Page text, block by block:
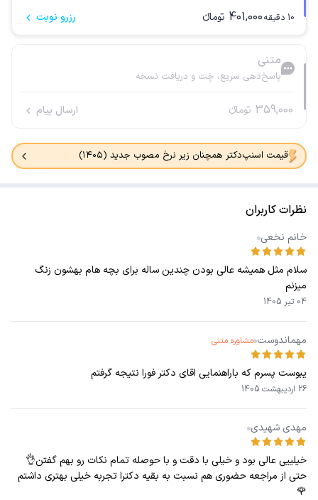
10 دقیقه401,000 تومانء رزرو نوبت
متنی
پاسخ‌دهی سریع، چَت و دریافت نسخه
359,000 تومانء ارسال پیام
قیمت اسنپ‌دکتر همچنان زیر نرخ مصوب جدید (۱۴۰۵)
نظرات کاربران
خانم نخعی
سلام مثل همیشه عالی بودن چندین ساله برای بچه هام بهشون زنگ
میزنم
04 تیر 1405
مهماندوست مشاوره متنی
یبوست پسرم که باراهنمایی اقای دکتر فورا نتیجه گرفتم
26 اردیبهشت 1405
مهدی شهیدی
خیلییی عالی بود و خیلی با دقت و با حوصله تمام نکات رو بهم گفتن👌
حتی از مراجعه حضوری هم نسبت به بقیه دکترا تجربه خیلی بهتری داشتم
🌹